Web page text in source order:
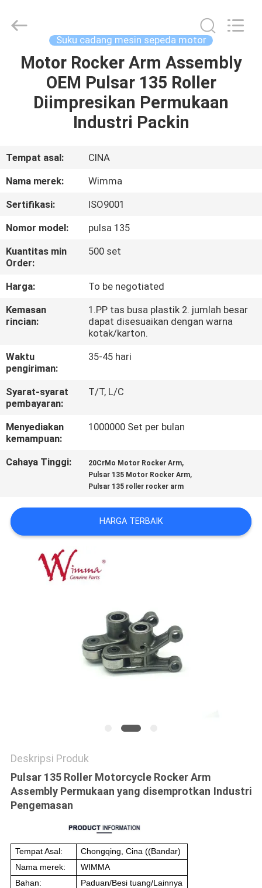
RUMAH
PRODUK
TENTANG
TUR
PABRIK
KONTROL
KUALITAS
MINTA
KUTIPAN
PETA
SITUS
PRIBADI
Spare
Parts
Reserved.
Suku cadang mesin sepeda motor
Motor Rocker Arm Assembly
OEM Pulsar 135 Roller
Diimpresikan Permukaan
Industri Packin
Tempat asal:
CINA
Nama merek:
Wimma
Sertifikasi:
ISO9001
Nomor model:
pulsa 135
Kuantitas min
Order:
500 set
Harga:
To be negotiated
Kemasan
rincian:
1.PP tas busa plastik 2. jumlah besar
dapat disesuaikan dengan warna
kotak/karton.
Waktu
pengiriman:
35-45 hari
Syarat-syarat
pembayaran:
T/T, L/C
Menyediakan
kemampuan:
1000000 Set per bulan
Cahaya Tinggi: 20CrMo Motor Rocker Arm,
Pulsar 135 Motor Rocker Arm,
Pulsar 135 roller rocker arm
HARGA TERBAIK
Deskripsi Produk
Pulsar 135 Roller Motorcycle Rocker Arm
Assembly Permukaan yang disemprotkan Industri
Pengemasan
Tempat Asal:
Chongqing, Cina ((Bandar)
Nama merek:
WIMMA
Bahan:
Paduan/Besi tuang/Lainnya